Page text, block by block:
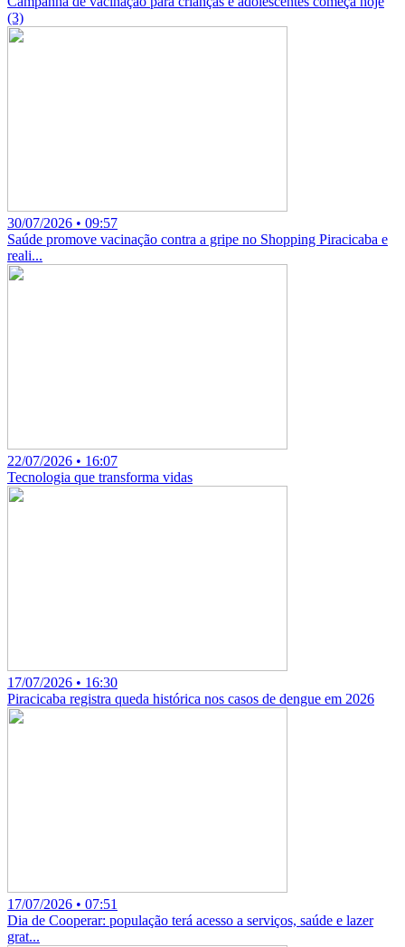
(3)
30/07/2026 • 09:57
Saúde promove vacinação contra a gripe no Shopping Piracicaba e
reali...
22/07/2026 • 16:07
Tecnologia que transforma vidas
17/07/2026 • 16:30
Piracicaba registra queda histórica nos casos de dengue em 2026
17/07/2026 • 07:51
Dia de Cooperar: população terá acesso a serviços, saúde e lazer
grat...